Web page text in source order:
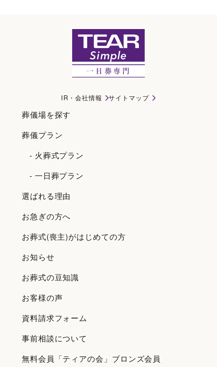
IR・会社情報 サイトマップ
葬儀場を探す
葬儀プラン
- 火葬式プラン
- 一日葬プラン
選ばれる理由
お急ぎの方へ
お葬式(喪主)がはじめての方
お知らせ
お葬式の豆知識
お客様の声
資料請求フォーム
事前相談について
無料会員「ティアの会」ブロンズ会員